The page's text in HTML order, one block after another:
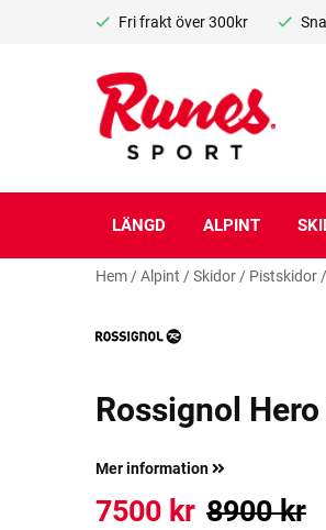
Fri frakt över 300kr
LÄNGD ALPINT
Hem /Alpint /Skidor / Pistskidor /
Rossignol
Mer information
8900kr
7500 kr